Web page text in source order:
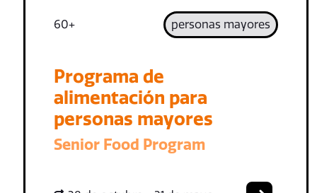
60+ personas mayores
Programa de
alimentación para
personas mayores
Senior Food Program